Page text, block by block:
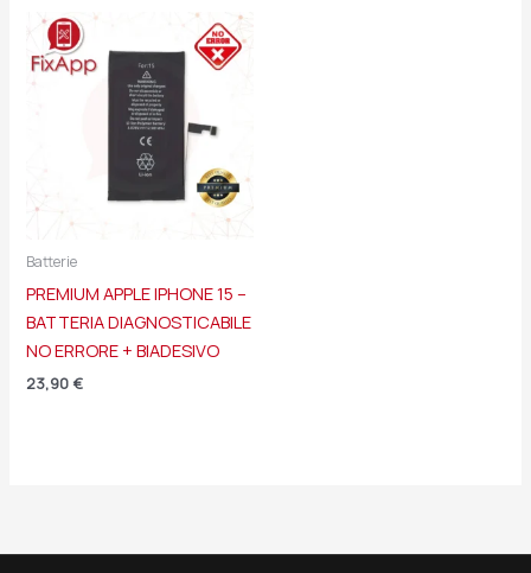
Batterie
PREMIUM APPLE IPHONE 15 –
BATTERIA DIAGNOSTICABILE
NO ERRORE + BIADESIVO
23,90 €